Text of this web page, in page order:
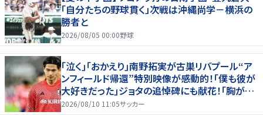
「自分たちの野球貫く」次戦は沖縄尚学－横浜の
勝者と
2026/08/05 00:00野球
｢泣く｣｢おかえり｣南野拓実が古巣リバプール“ア
ンフィールド帰還”特別映像が感動的！｢僕も彼が
大好きだった｣ジョタの追悼碑にも献花！｢胸が熱
くなります…｣
2026/08/10 11:05サッカー